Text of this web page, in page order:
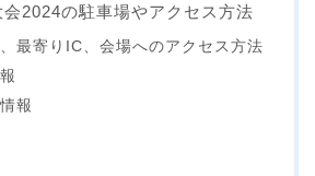
2024の駐車場やアクセス方法
最寄りIC、会場へのアクセス方法
報